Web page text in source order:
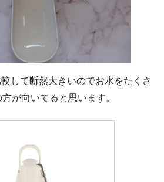
して断然大きいのでお水をたくさ
が向いてると思います。